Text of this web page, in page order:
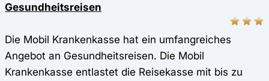
Gesundheitsreisen
Die Mobil Krankenkasse hat ein umfangreiches
Angebot an Gesundheitsreisen. Die Mobil
Krankenkasse entlastet die Reisekasse mit bis zu